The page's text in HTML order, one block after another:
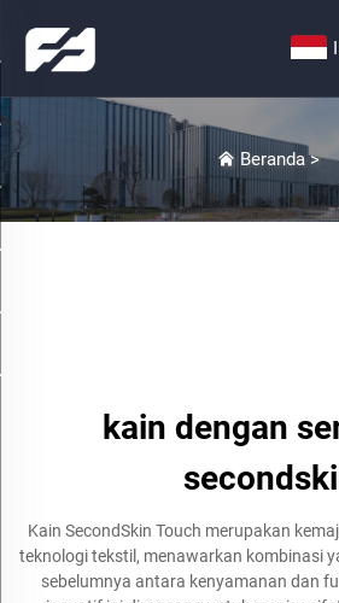
Beranda>
kain dengan
Kain SecondSkin Touch merupakan
teknologi tekstil, menawarkan kombinasi
sebelumnya antara kenyamanan dan